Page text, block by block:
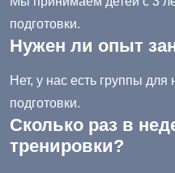
подготовки.
Нужен ли опыт
Нет, у нас есть группы
подготовки.
Сколько раз в
тренировки?